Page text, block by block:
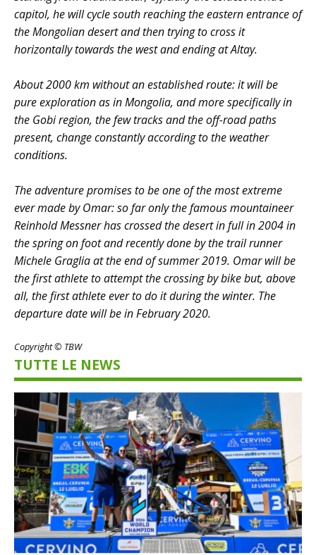
capitol, he will cycle south reaching the eastern entrance of
the Mongolian desert and then trying to cross it
horizontally towards the west and ending at Altay.
About 2000 km without an established route: it will be
pure exploration as in Mongolia, and more specifically in
the Gobi region, the few tracks and the off-road paths
present, change constantly according to the weather
conditions.
The adventure promises to be one of the most extreme
ever made by Omar: so far only the famous mountaineer
Reinhold Messner has crossed the desert in full in 2004 in
the spring on foot and recently done by the trail runner
Michele Graglia at the end of summer 2019. Omar will be
the first athlete to attempt the crossing by bike but, above
all, the first athlete ever to do it during the winter. The
departure date will be in February 2020.
Copyright © TBW
TUTTE LE NEWS